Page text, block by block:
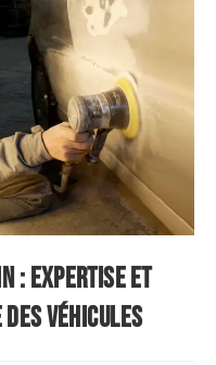
: Expertise et
Véhicules